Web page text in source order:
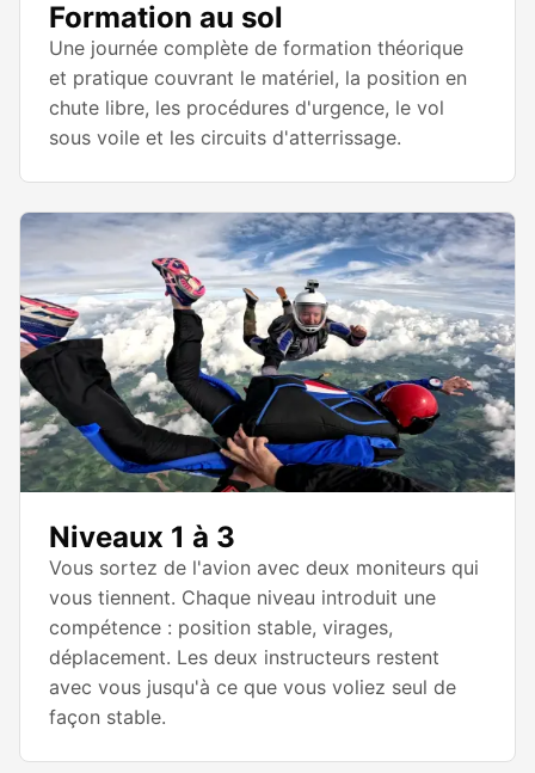
Formation au sol
Une journée complète de formation théorique
et pratique couvrant le matériel, la position en
chute libre, les procédures d'urgence, le vol
sous voile et les circuits d'atterrissage.
Niveaux 1 à 3
Vous sortez de l'avion avec deux moniteurs qui
vous tiennent. Chaque niveau introduit une
compétence : position stable, virages,
déplacement. Les deux instructeurs restent
avec vous jusqu'à ce que vous voliez seul de
façon stable.